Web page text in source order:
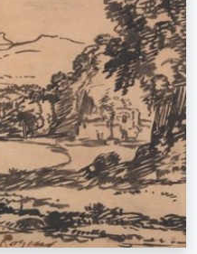
arbre.